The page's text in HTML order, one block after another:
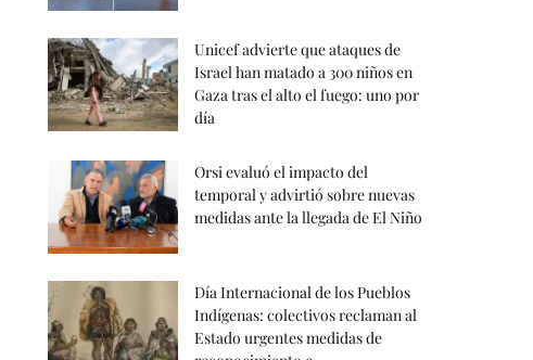
Unicef advierte que ataques de
Israel han matado a 300 niños en
Gaza tras el alto el fuego: uno por
día
Orsi evaluó el impacto del
temporal y advirtió sobre nuevas
medidas ante la llegada de El Niño
Día Internacional de los Pueblos
Indígenas: colectivos reclaman al
Estado urgentes medidas de